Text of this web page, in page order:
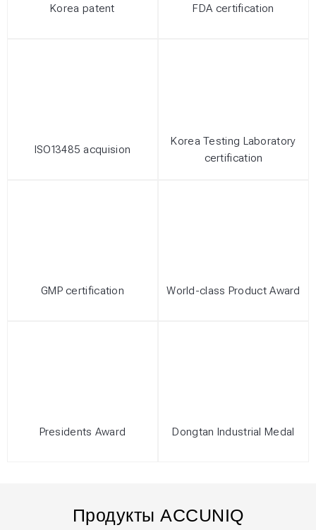
Korea patent FDA certification
ISO13485 acquision
Korea Testing Laboratory
certification
GMP certification World-class Product Award
Presidents Award Dongtan Industrial Medal
Продукты ACCUNIQ